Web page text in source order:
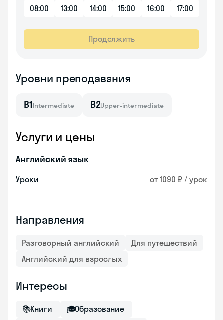
08:00 13:00 14:00 15:00 16:00 17:00
Продолжить
Уровни преподавания
B1Intermediate B2Upper-intermediate
Услуги и цены
Английский язык
Уроки от 1090 ₽ / урок
Направления
Разговорный английский
Для путешествий
Английский для взрослых
Интересы
📚Книги 🎓Образование